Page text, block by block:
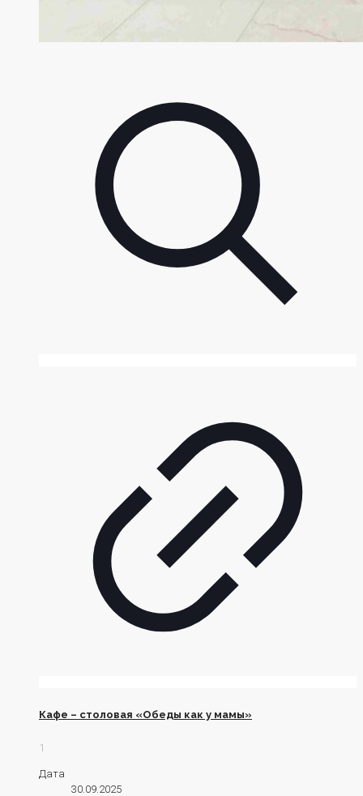
Кафе – столовая «Обеды как у мамы»
1
Дата
30.09.2025